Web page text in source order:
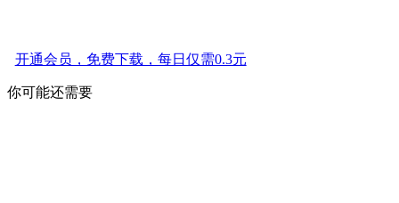
开通会员，免费下载，每日仅需0.3元
你可能还需要